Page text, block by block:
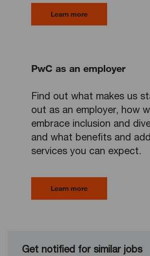
Learn more
PwC as an employer
Find out what makes us
out as an employer, how
embrace inclusion and
and what benefits and
services you can expect.
Learn more
Get notified for similar jobs